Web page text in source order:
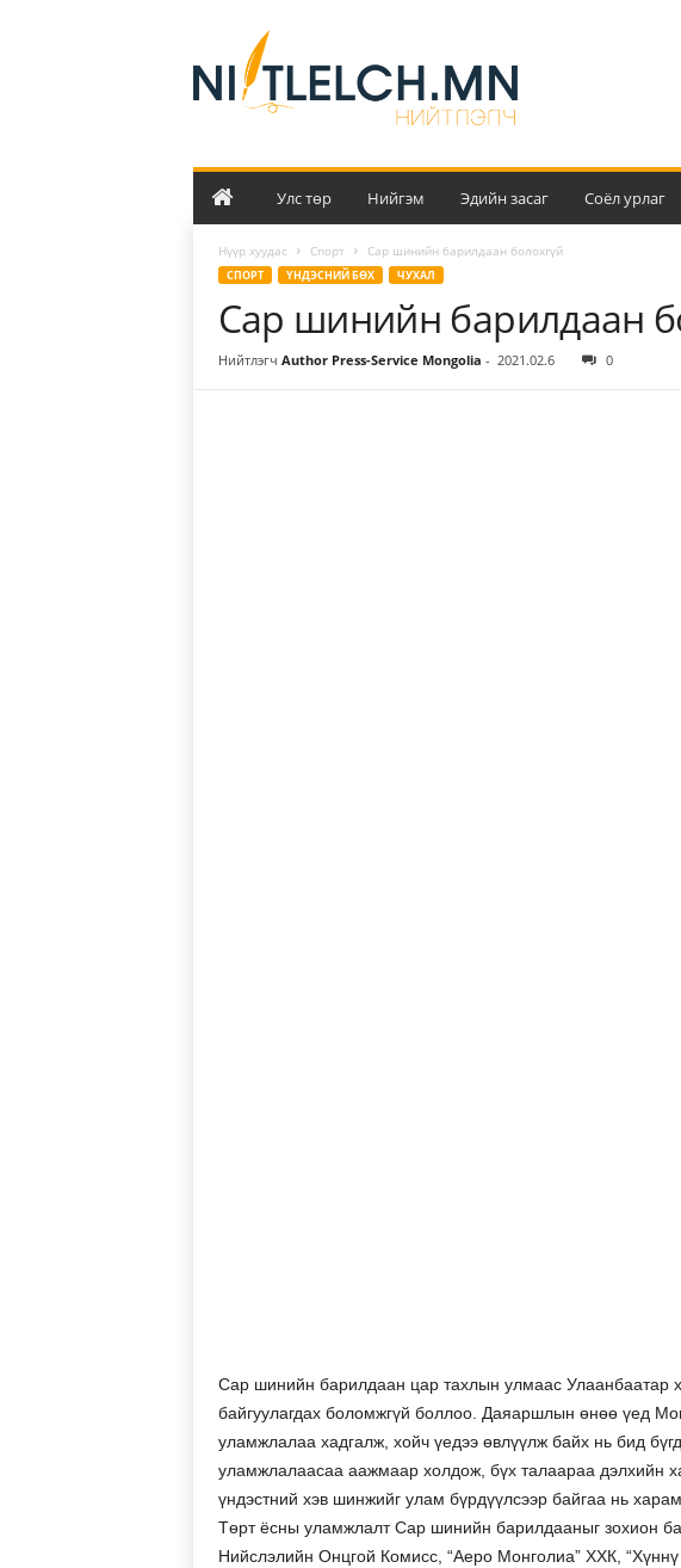
й
т
л
Улс төр Нийгэм Эдийн засаг Соёл урлаг
Нүүр хуудас Спорт Сар шинийн барилдаан болохгүй
СПОРТ ҮНДЭСНИЙ БӨХ ЧУХАЛ
Сар шинийн барилдаан
Нийтлэгч Author Press-Service Mongolia - 2021.02.6 0
Сар шинийн барилдаан цар тахлын улмаас Улаанбаатар
байгуулагдах боломжгүй боллоо. Даяаршлын өнөө үед
уламжлалаа хадгалж, хойч үедээ өвлүүлж байх нь бид
уламжлалаасаа аажмаар холдож, бүх талаараа дэлхийн
үндэстний хэв шинжийг улам бүрдүүлсээр байгаа нь
Төрт ёсны уламжлалт Сар шинийн барилдааныг зохион
Нийслэлийн Онцгой Комисс, “Аеро Монголиа” ХХК,